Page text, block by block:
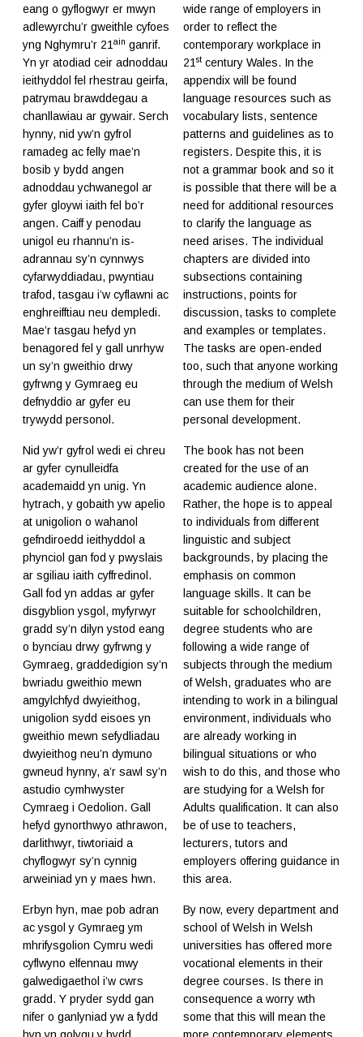
eang o gyflogwyr er mwyn
adlewyrchu’r gweithle cyfoes
yng Nghymru’r 21ain ganrif.
Yn yr atodiad ceir adnoddau
ieithyddol fel rhestrau geirfa,
patrymau brawddegau a
chanllawiau ar gywair. Serch
hynny, nid yw’n gyfrol
ramadeg ac felly mae’n
bosib y bydd angen
adnoddau ychwanegol ar
gyfer gloywi iaith fel bo’r
angen. Caiff y penodau
unigol eu rhannu’n is-
adrannau sy’n cynnwys
cyfarwyddiadau, pwyntiau
trafod, tasgau i’w cyflawni ac
enghreifftiau neu dempledi.
Mae’r tasgau hefyd yn
benagored fel y gall unrhyw
un sy’n gweithio drwy
gyfrwng y Gymraeg eu
defnyddio ar gyfer eu
trywydd personol.
wide range of employers in
order to reflect the
contemporary workplace in
21st century Wales. In the
appendix will be found
language resources such as
vocabulary lists, sentence
patterns and guidelines as to
registers. Despite this, it is
not a grammar book and so it
is possible that there will be a
need for additional resources
to clarify the language as
need arises. The individual
chapters are divided into
subsections containing
instructions, points for
discussion, tasks to complete
and examples or templates.
The tasks are open-ended
too, such that anyone working
through the medium of Welsh
can use them for their
personal development.
Nid yw’r gyfrol wedi ei chreu
ar gyfer cynulleidfa
academaidd yn unig. Yn
hytrach, y gobaith yw apelio
at unigolion o wahanol
gefndiroedd ieithyddol a
phynciol gan fod y pwyslais
ar sgiliau iaith cyffredinol.
Gall fod yn addas ar gyfer
disgyblion ysgol, myfyrwyr
gradd sy’n dilyn ystod eang
o bynciau drwy gyfrwng y
Gymraeg, graddedigion sy’n
bwriadu gweithio mewn
amgylchfyd dwyieithog,
unigolion sydd eisoes yn
gweithio mewn sefydliadau
dwyieithog neu’n dymuno
gwneud hynny, a’r sawl sy’n
astudio cymhwyster
Cymraeg i Oedolion. Gall
hefyd gynorthwyo athrawon,
darlithwyr, tiwtoriaid a
chyflogwyr sy’n cynnig
arweiniad yn y maes hwn.
The book has not been
created for the use of an
academic audience alone.
Rather, the hope is to appeal
to individuals from different
linguistic and subject
backgrounds, by placing the
emphasis on common
language skills. It can be
suitable for schoolchildren,
degree students who are
following a wide range of
subjects through the medium
of Welsh, graduates who are
intending to work in a bilingual
environment, individuals who
are already working in
bilingual situations or who
wish to do this, and those who
are studying for a Welsh for
Adults qualification. It can also
be of use to teachers,
lecturers, tutors and
employers offering guidance in
this area.
Erbyn hyn, mae pob adran
ac ysgol y Gymraeg ym
mhrifysgolion Cymru wedi
cyflwyno elfennau mwy
galwedigaethol i’w cwrs
gradd. Y pryder sydd gan
nifer o ganlyniad yw a fydd
By now, every department and
school of Welsh in Welsh
universities has offered more
vocational elements in their
degree courses. Is there in
consequence a worry wth
some that this will mean the